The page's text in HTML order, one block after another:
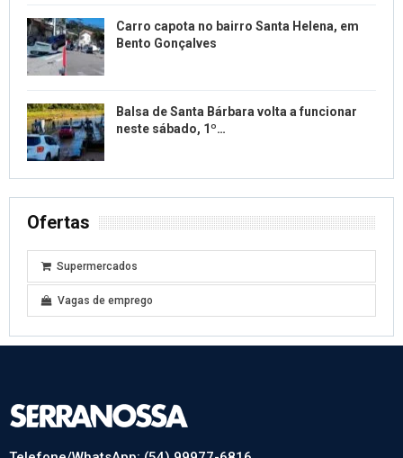
Carro capota no bairro Santa Helena, em
Bento Gonçalves
Balsa de Santa Bárbara volta a funcionar
neste sábado, 1º…
Ofertas
Supermercados
Vagas de emprego